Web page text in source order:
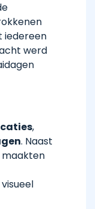
iedereen
werd
,
. Naast
maakten